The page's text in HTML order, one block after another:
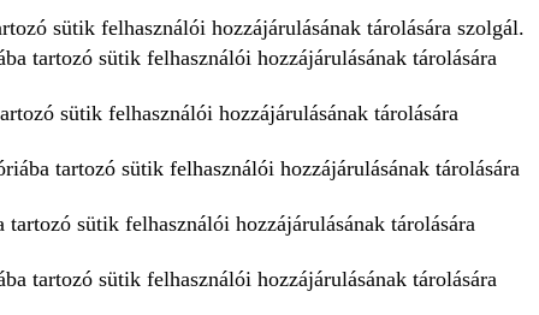
sütik felhasználói hozzájárulásának tárolására szolgál.
tartozó sütik felhasználói hozzájárulásának tárolására
sütik felhasználói hozzájárulásának tárolására
tartozó sütik felhasználói hozzájárulásának tárolására
sütik felhasználói hozzájárulásának tárolására
tartozó sütik felhasználói hozzájárulásának tárolására